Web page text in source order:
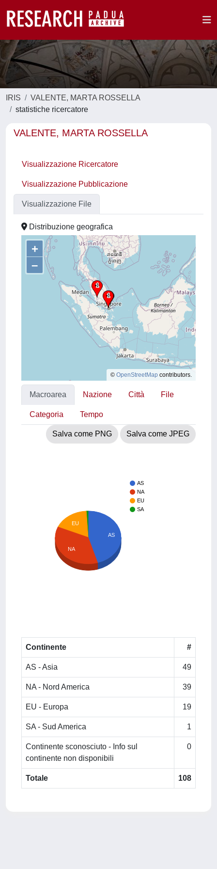
IRIS
VALENTE, MARTA ROSSELLA
statistiche ricercatore
VALENTE, MARTA ROSSELLA
Visualizzazione Ricercatore
Visualizzazione Pubblicazione
Visualizzazione File
Distribuzione geografica
+
–
© OpenStreetMap contributors.
Macroarea Nazione Città File
Categoria Tempo
Salva come PNG Salva come JPEG
AS
NA
EU
SA
AS
EU
NA
Continente #
AS - Asia 49
NA - Nord America 39
EU - Europa 19
SA - Sud America 1
Continente sconosciuto - Info sul
continente non disponibili
0
Totale 108